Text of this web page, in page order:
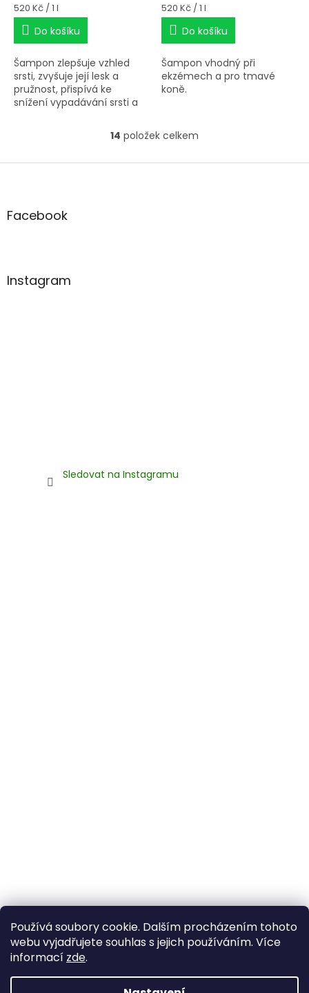
Používá soubory cookie. Dalším procházením tohoto
webu vyjadřujete souhlas s jejich používáním. Více
informací zde.
Měrná
cena:
520 Kč / 1 l
Do košíku
Šampon zlepšuje vzhled
srsti, zvyšuje její lesk a
pružnost, přispívá ke
snížení vypadávání srsti a
Měrná
cena:
520 Kč / 1 l
Do košíku
Šampon vhodný při
ekzémech a pro tmavé
koně.
O
l
14 položek celkem
Z
aFacebook
Instagram
Sledovat na Instagramu